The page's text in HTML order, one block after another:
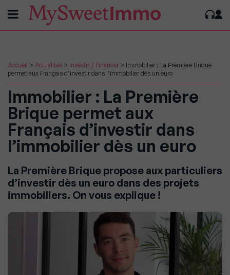
Accueil > Actualités > Investir / Financer > Immobilier : La Première Brique
permet aux Français d’investir dans l’immobilier dès un euro
Immobilier : La Première
Brique permet aux
Français d’investir dans
l’immobilier dès un euro
La Première Brique propose aux particuliers
d’investir dès un euro dans des projets
immobiliers. On vous explique !